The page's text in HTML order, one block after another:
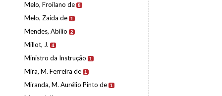
Melo, Froilano de 8
Melo, Zaida de 1
Mendes, Abílio 2
Millot, J. 4
Ministro da Instrução 1
Mira, M. Ferreira de 1
Miranda, M. Aurélio Pinto de 1